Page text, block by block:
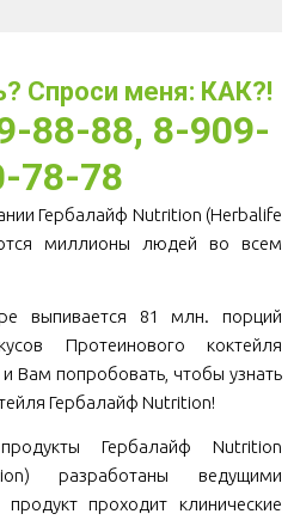
Спроси меня: КАК?!
88-88, 8-909-
78-78
Гербалайф Nutrition (Herbalife
миллионы людей во всем
выпивается 81 млн. порций
Протеинового коктейля
Вам попробовать, чтобы узнать
Гербалайф Nutrition!
Гербалайф Nutrition
разработаны ведущими
проходит клинические